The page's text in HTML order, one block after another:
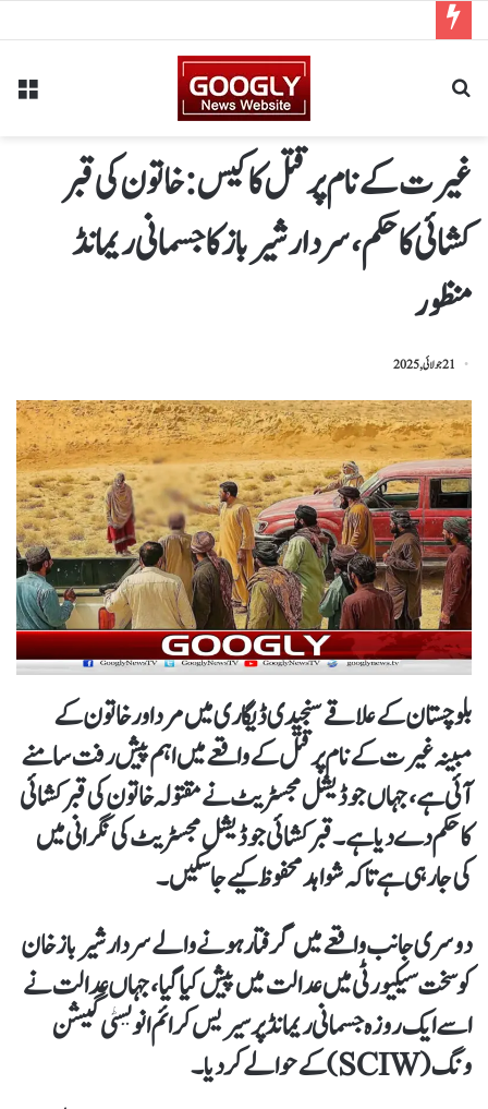
غیرت کے نام پر قتل کا کیس: خاتون کی قبر
کشائی کا حکم ، سردار شیرباز کا جسمانی ریمانڈ
منظور
21 جولائی, 2025
بلوچستان کے علاقے سنجیدی ڈیگاری میں مرد اور خاتون کے
مبینہ غیرت کے نام پر قتل کے واقعے میں اہم پیش رفت سامنے
آئی ہے، جہاں جوڈیشل مجسٹریٹ نے مقتولہ خاتون کی قبر کشائی
کا حکم دے دیا ہے۔ قبر کشائی جوڈیشل مجسٹریٹ کی نگرانی میں
کی جا رہی ہے تاکہ شواہد محفوظ کیے جا سکیں۔
دوسری جانب واقعے میں گرفتار ہونے والے سردار شیر باز خان
کو سخت سیکیورٹی میں عدالت میں پیش کیا گیا، جہاں عدالت نے
اسے ایک روزہ جسمانی ریمانڈ پر سیریس کرائم انویسٹی گیشن
ونگ (SCIW) کے حوالے کر دیا۔